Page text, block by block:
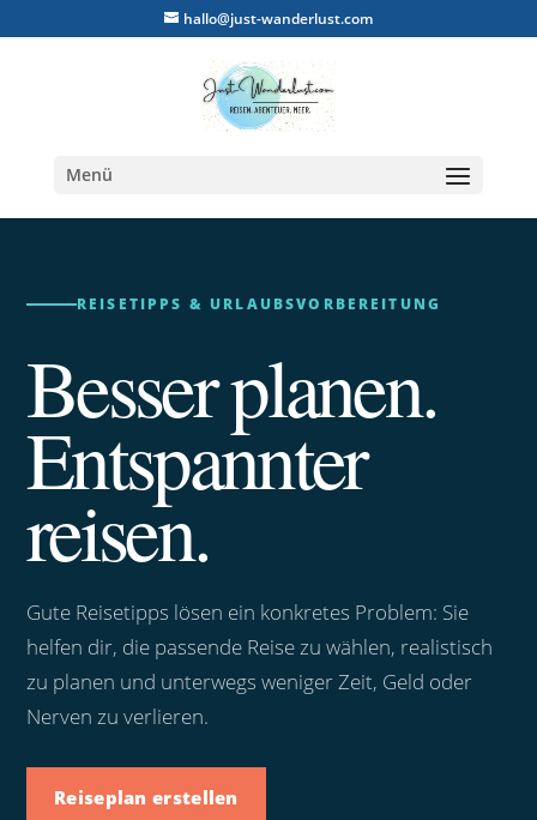
hallo@just-wanderlust.com
Menü
REISETIPPS & URLAUBSVORBEREITUNG
Besser planen.
Entspannter
reisen.
Gute Reisetipps lösen ein konkretes Problem: Sie
helfen dir, die passende Reise zu wählen, realistisch
zu planen und unterwegs weniger Zeit, Geld oder
Nerven zu verlieren.
Reiseplan erstellen